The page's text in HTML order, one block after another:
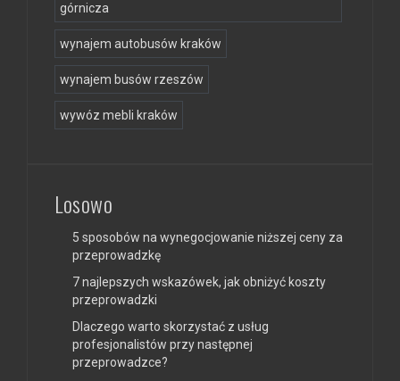
górnicza
wynajem autobusów kraków
wynajem busów rzeszów
wywóz mebli kraków
Losowo
5 sposobów na wynegocjowanie niższej ceny za
przeprowadzkę
7 najlepszych wskazówek, jak obniżyć koszty
przeprowadzki
Dlaczego warto skorzystać z usług
profesjonalistów przy następnej
przeprowadzce?